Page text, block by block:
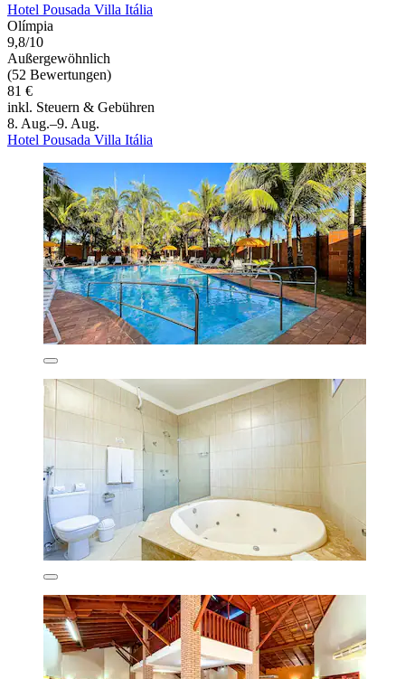
Hotel Pousada Villa Itália
Olímpia
9,8/10
Außergewöhnlich
(52 Bewertungen)
81 €
inkl. Steuern & Gebühren
8. Aug.–9. Aug.
Hotel Pousada Villa Itália